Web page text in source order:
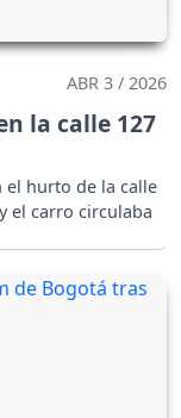
ABR 3 / 2026
la calle 127
el hurto de la calle
el carro circulaba